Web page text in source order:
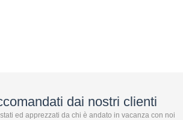
dai nostri clienti
ed apprezzati da chi è andato in vacanza con noi